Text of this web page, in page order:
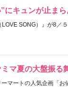
にキュンが止まら
SONG）』が8／
マ夏の大盤振る
マートの人気企画「お